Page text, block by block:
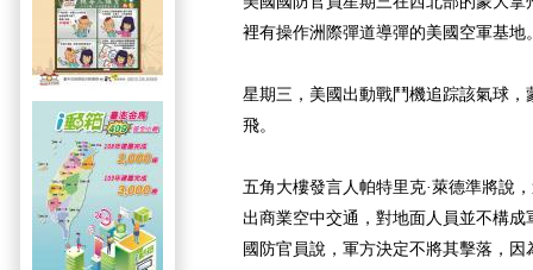
裡有操作洲際彈道導彈的美國空軍基地
星期三，美國出動戰鬥機追踪該氣球
飛。
五角大樓發言人帕特里克·萊德準將說
出商業空中交通，對地面人員並不構成
國防官員說，軍方決定不將其擊落，